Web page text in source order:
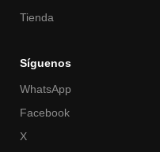
Tienda
Síguenos
WhatsApp
Facebook
X